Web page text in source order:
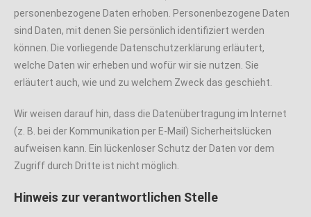
personenbezogene Daten erhoben. Personenbezogene Daten
sind Daten, mit denen Sie persönlich identifiziert werden
können. Die vorliegende Datenschutzerklärung erläutert,
welche Daten wir erheben und wofür wir sie nutzen. Sie
erläutert auch, wie und zu welchem Zweck das geschieht.
Wir weisen darauf hin, dass die Datenübertragung im Internet
(z. B. bei der Kommunikation per E-Mail) Sicherheitslücken
aufweisen kann. Ein lückenloser Schutz der Daten vor dem
Zugriff durch Dritte ist nicht möglich.
Hinweis zur verantwortlichen Stelle